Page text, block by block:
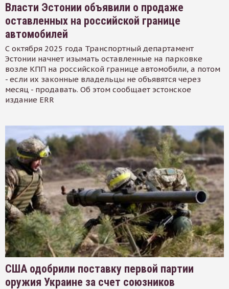
Власти Эстонии объявили о продаже
оставленных на российской границе
автомобилей
С октября 2025 года Транспортный департамент
Эстонии начнет изымать оставленные на парковке
возле КПП на российской границе автомобили, а потом
- если их законные владельцы не объявятся через
месяц - продавать. Об этом сообщает эстонское
издание ERR
США одобрили поставку первой партии
оружия Украине за счет союзников